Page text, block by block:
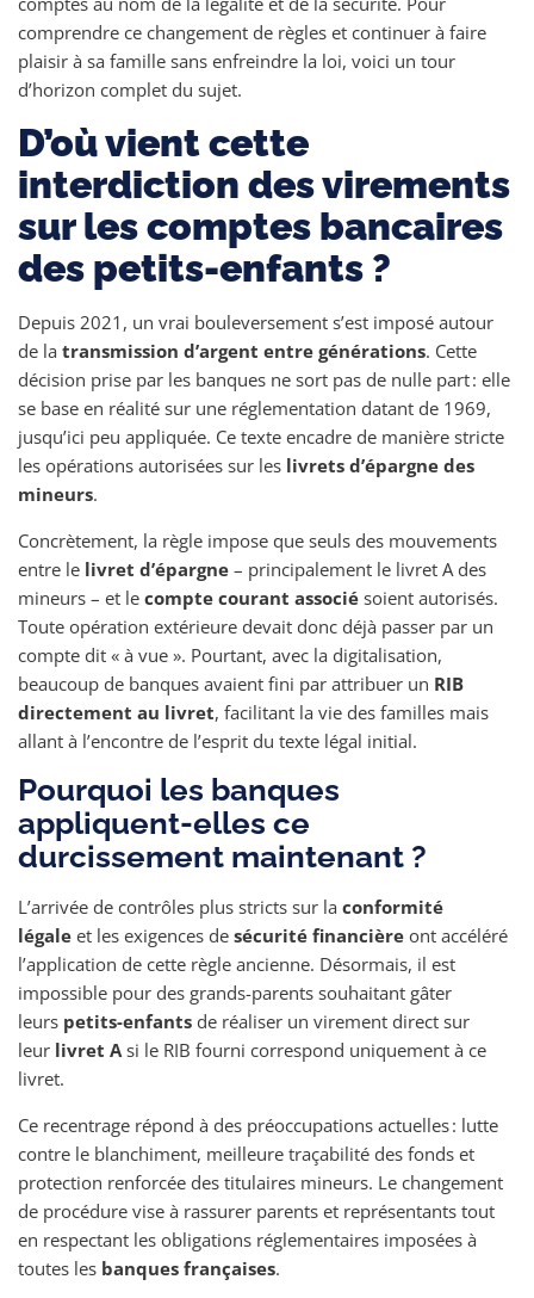
comprendre ce changement de règles et continuer à faire
plaisir à sa famille sans enfreindre la loi, voici un tour
d’horizon complet du sujet.
D’où vient cette
interdiction des virements
sur les comptes bancaires
des petits-enfants ?
Depuis 2021, un vrai bouleversement s’est imposé autour
de la transmission d’argent entre générations. Cette
décision prise par les banques ne sort pas de nulle part : elle
se base en réalité sur une réglementation datant de 1969,
jusqu’ici peu appliquée. Ce texte encadre de manière stricte
les opérations autorisées sur les livrets d’épargne des
mineurs.
Concrètement, la règle impose que seuls des mouvements
entre le livret d’épargne – principalement le livret A des
mineurs – et le compte courant associé soient autorisés.
Toute opération extérieure devait donc déjà passer par un
compte dit « à vue ». Pourtant, avec la digitalisation,
beaucoup de banques avaient fini par attribuer un RIB
directement au livret, facilitant la vie des familles mais
allant à l’encontre de l’esprit du texte légal initial.
Pourquoi les banques
appliquent-elles ce
durcissement maintenant ?
L’arrivée de contrôles plus stricts sur la conformité
légale et les exigences de sécurité financière ont accéléré
l’application de cette règle ancienne. Désormais, il est
impossible pour des grands-parents souhaitant gâter
leurs petits-enfants de réaliser un virement direct sur
leur livret Asi le RIB fourni correspond uniquement à ce
livret.
Ce recentrage répond à des préoccupations actuelles : lutte
contre le blanchiment, meilleure traçabilité des fonds et
protection renforcée des titulaires mineurs. Le changement
de procédure vise à rassurer parents et représentants tout
en respectant les obligations réglementaires imposées à
toutes les banques françaises.